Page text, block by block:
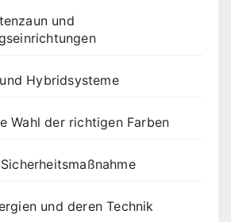
und
Hybridsysteme
Wahl der richtigen Farben
und deren Technik